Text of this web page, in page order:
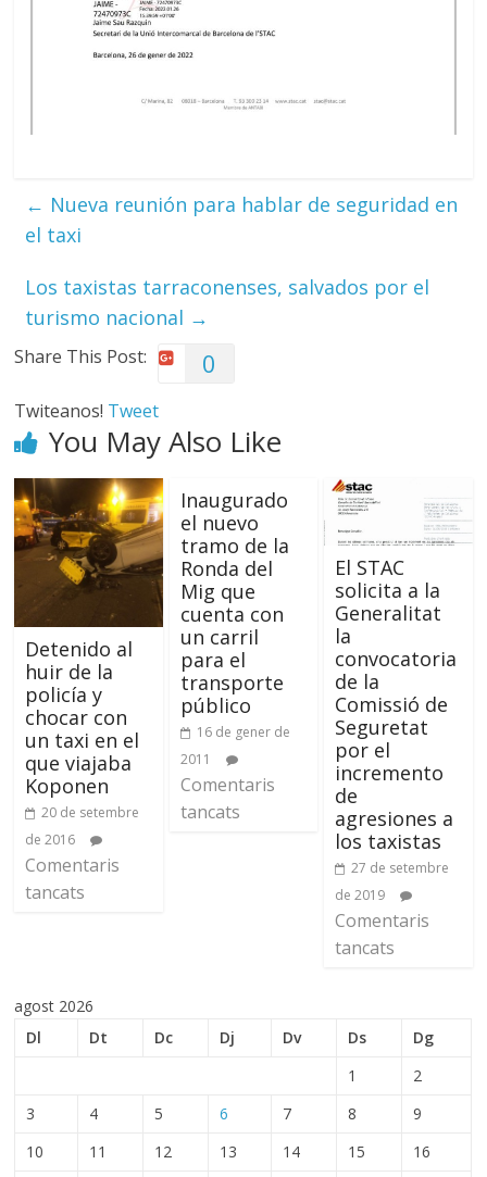
← Nueva reunión para hablar de seguridad en
el taxi
Los taxistas tarraconenses, salvados por el
turismo nacional →
Share This Post: 0
Twiteanos! Tweet
You May Also Like
Detenido al
huir de la
policía y
chocar con
un taxi en el
que viajaba
Koponen
20 de setembre
de 2016
Comentaris
tancats
Inaugurado
el nuevo
tramo de la
Ronda del
Mig que
cuenta con
un carril
para el
transporte
público
16 de gener de
2011
Comentaris
tancats
El STAC
solicita a la
Generalitat
la
convocatoria
de la
Comissió de
Seguretat
por el
incremento
de
agresiones a
los taxistas
27 de setembre
de 2019
Comentaris
tancats
agost 2026
Dl
Dt Dc Dj Dv Ds
Dg
1
2
3
4 5 6 7 8
9
10
11 12 13 14 15
16